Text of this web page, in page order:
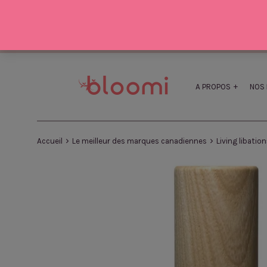
Passer
A PROPOS NOS
Accueil › Le meilleur des marques canadiennes › Living